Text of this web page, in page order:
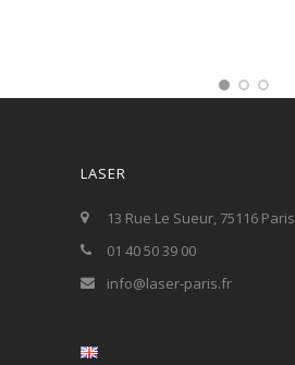
LASER
13 Rue Le Sueur, 75116 Paris
01 40 50 39 00
info@laser-paris.fr